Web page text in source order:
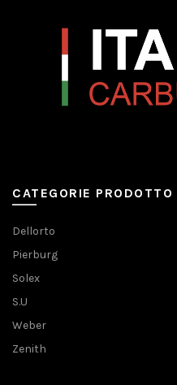
CATEGORIE PRODOTTO
Dellorto
Pierburg
Solex
S.U
Weber
Zenith